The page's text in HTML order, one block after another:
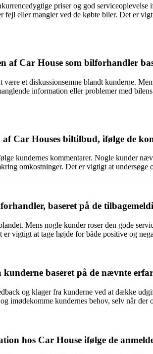
priser og god
eller mangler ved de købte biler. Det er
Car House som bilforhandler
et diskussionsemne blandt kunderne.
information eller problemer med
Car Houses biltilbud, ifølge de
kundernes kommentarer. Nogle kunder
omkostninger. Det er vigtigt at
baseret på de
Mens nogle kunder roser den gode
vigtigt at tage højde for både positive og
baseret på de nævnte
og klager fra kunderne ved at dække
imødekomme kundernes behov, selv når
hos Car House ifølge de